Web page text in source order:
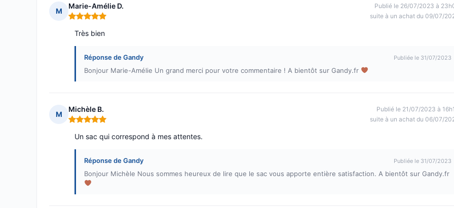
M
Marie-Amélie D.
Note : 5 sur 5
Publié le 26/07/2023 à
suite à un achat du 09/07/
Très bien
Réponse de Gandy Publiée le 31/07/2023
Bonjour Marie-Amélie Un grand merci pour votre commentaire ! A bientôt sur Gandy.fr
M
Michèle B.
Note : 5 sur 5
Publié le 21/07/2023 à
suite à un achat du 06/07/
Un sac qui correspond à mes attentes.
Réponse de Gandy Publiée le 31/07/2023
Bonjour Michèle Nous sommes heureux de lire que le sac vous apporte entière satisfaction. A bientôt sur Gandy.fr